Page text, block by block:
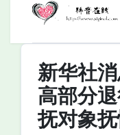
新华社
高部分
抚对象